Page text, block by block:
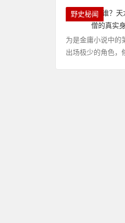
野史秘闻
为是金庸小说中的
出场极少的角色，